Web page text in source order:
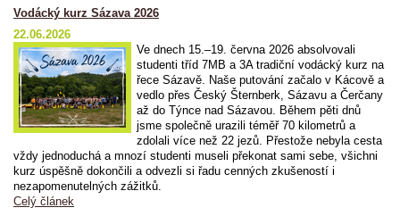
Vodácký kurz Sázava 2026
22.06.2026
Ve dnech 15.–19. června 2026 absolvovali
studenti tříd 7MB a 3A tradiční vodácký kurz na
řece Sázavě. Naše putování začalo v Kácově a
vedlo přes Český Šternberk, Sázavu a Čerčany
až do Týnce nad Sázavou. Během pěti dnů
jsme společně urazili téměř 70 kilometrů a
zdolali více než 22 jezů. Přestože nebyla cesta
vždy jednoduchá a mnozí studenti museli překonat sami sebe, všichni
kurz úspěšně dokončili a odvezli si řadu cenných zkušeností i
nezapomenutelných zážitků.
Celý článek